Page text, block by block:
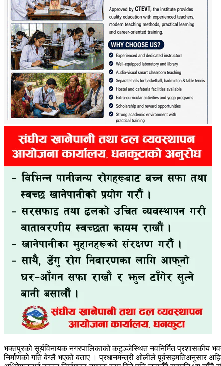
भक्तपुरको सूर्यविनायक नगरपालिकाको कटुञ्जेस्थित नवनिर्मित प्रशासकीय
निर्माणको गति बेग्लै भएको बताए । प्रधानमन्त्री ओलीले पूर्वसहमतिअनुसार